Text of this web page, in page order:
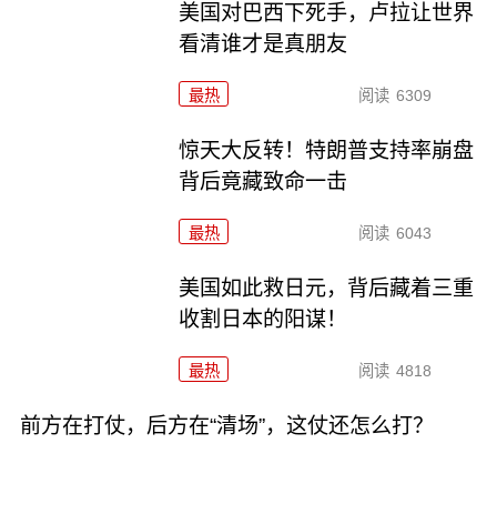
美国对巴西下死手，卢拉让世界
看清谁才是真朋友
最热 阅读 6309
惊天大反转！特朗普支持率崩盘
背后竟藏致命一击
最热 阅读 6043
美国如此救日元，背后藏着三重
收割日本的阳谋！
最热 阅读 4818
前方在打仗，后方在“清场”，这仗还怎么打？